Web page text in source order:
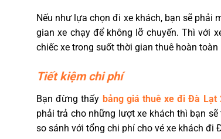
Nếu như lựa chọn đi xe khách, bạn sẽ
gian xe chạy để không lỡ chuyến. Thì với
chiếc xe trong suốt thời gian thuê hoàn toàn
Tiết kiệm chi phí
Bạn đừng thấy bảng giá thuê xe đi Đà Lạt
phải trả cho những lượt xe khách thì bạn
so sánh với tổng chi phí cho vé xe khách đi